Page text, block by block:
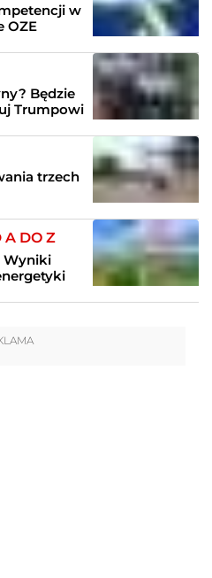
w
OZE
Będzie
Trumpowi
trzech
A DO Z
Wyniki